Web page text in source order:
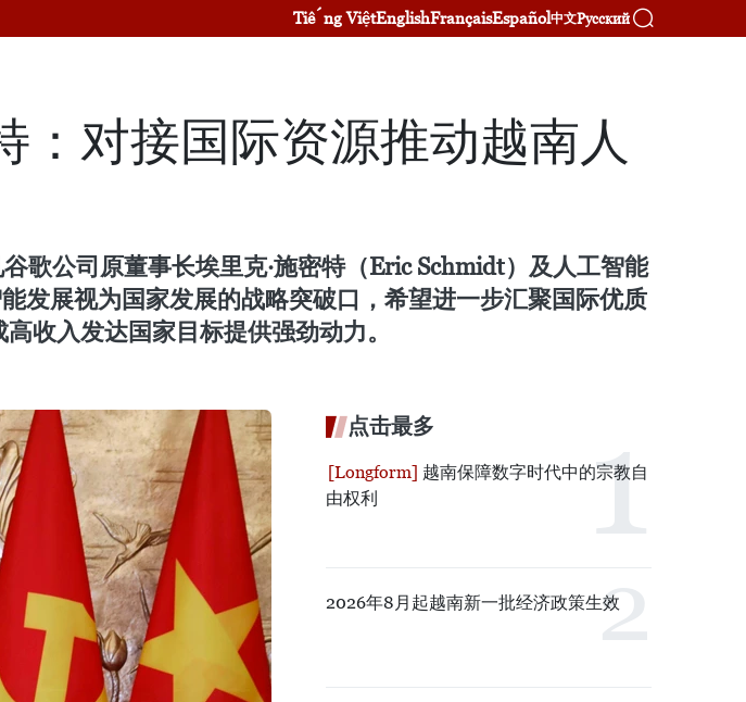
Tiếng ViệtEnglishFrançaisEspañol中文Русский
：对接国际资源推动越南人
歌公司原董事长埃里克·施密特（Eric Schmidt）及人工智能
发展视为国家发展的战略突破口，希望进一步汇聚国际优质
收入发达国家目标提供强劲动力。
点击最多
越南保障数字时代中的宗教自
由权利
2026年8月起越南新一批经济政策生效